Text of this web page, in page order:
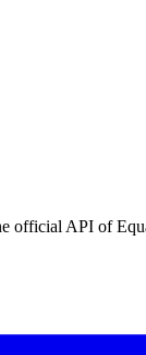
official API of